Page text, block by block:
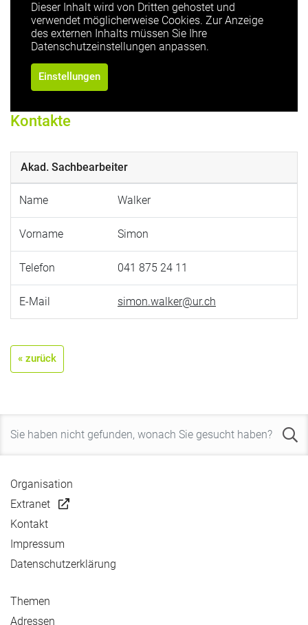
Dieser Inhalt wird von Dritten gehostet und
verwendet möglicherweise Cookies. Zur Anzeige
des externen Inhalts müssen Sie Ihre
Datenschutzeinstellungen anpassen.
Einstellungen
Kontakte
Akad. Sachbearbeiter
Name Walker
Vorname Simon
Telefon 041 875 24 11
E-Mail simon.walker@ur.ch
« zurück
Organisation
Extranet
Kontakt
Impressum
Datenschutzerklärung
Themen
Adressen